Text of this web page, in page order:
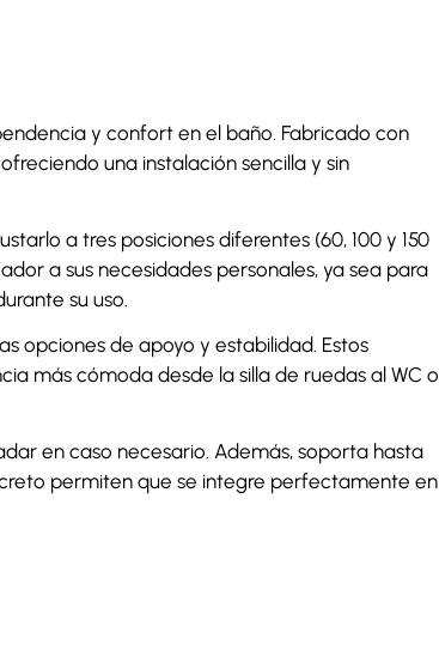
y confort en el baño. Fabricado con
una instalación sencilla y sin
a tres posiciones diferentes (60, 100 y 150
a sus necesidades personales, ya sea para
su uso.
opciones de apoyo y estabilidad. Estos
más cómoda desde la silla de ruedas al WC o
en caso necesario. Además, soporta hasta
permiten que se integre perfectamente en